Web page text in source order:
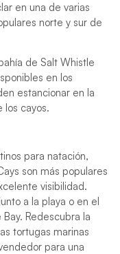
en una de varias
norte y sur de
de Salt Whistle
en los
estancionar en la
los cayos.
para natación,
son más populares
visibilidad.
a la playa o en el
Redescubra la
tortugas marinas
para una